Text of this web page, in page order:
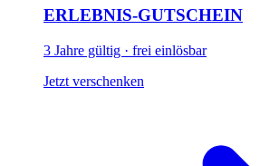
ERLEBNIS-GUTSCHEIN
3 Jahre gültig · frei einlösbar
Jetzt verschenken